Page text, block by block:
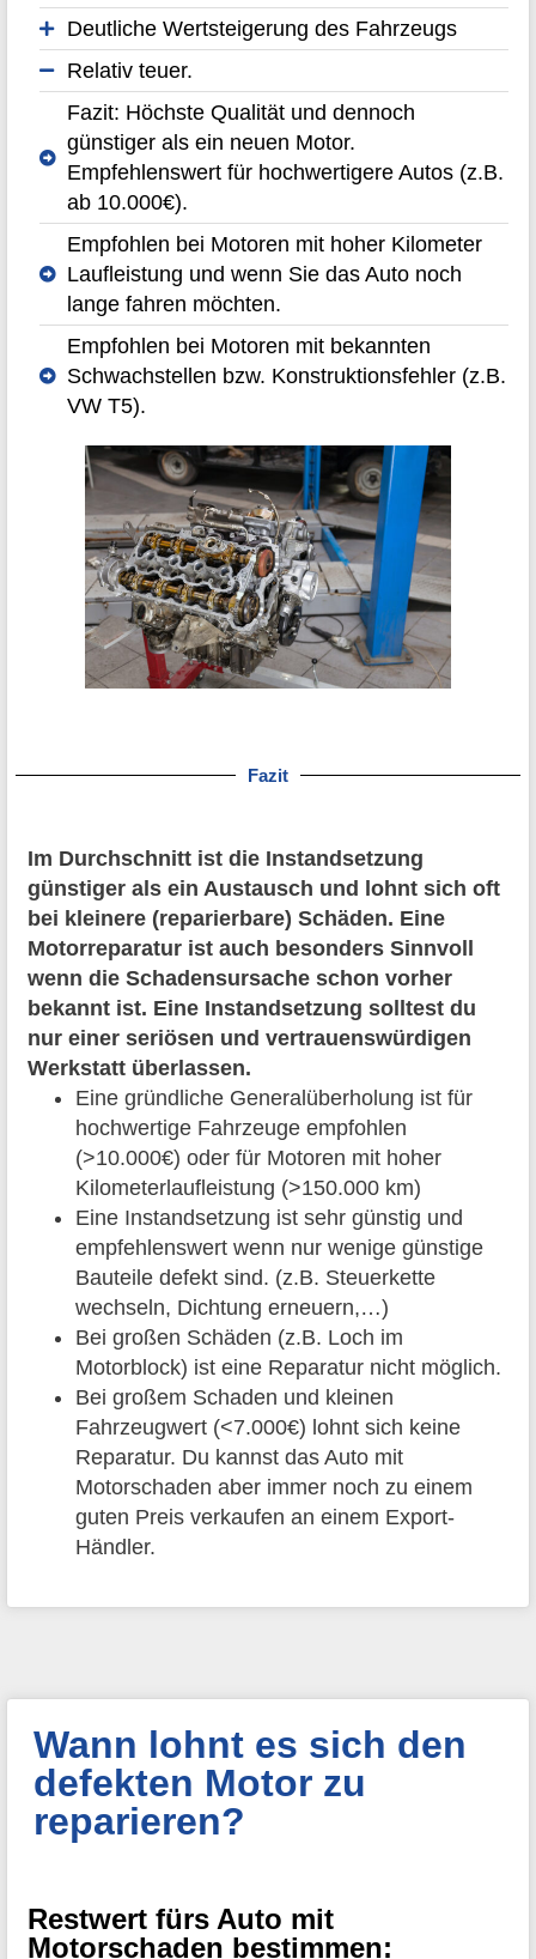
Deutliche Wertsteigerung des Fahrzeugs
Relativ teuer.
Fazit: Höchste Qualität und dennoch
günstiger als ein neuen Motor.
Empfehlenswert für hochwertigere Autos (z.B.
ab 10.000€).
Empfohlen bei Motoren mit hoher Kilometer
Laufleistung und wenn Sie das Auto noch
lange fahren möchten.
Empfohlen bei Motoren mit bekannten
Schwachstellen bzw. Konstruktionsfehler (z.B.
VW T5).
Fazit
Im Durchschnitt ist die Instandsetzung
günstiger als ein Austausch und lohnt sich oft
bei kleinere (reparierbare) Schäden. Eine
Motorreparatur ist auch besonders Sinnvoll
wenn die Schadensursache schon vorher
bekannt ist. Eine Instandsetzung solltest du
nur einer seriösen und vertrauenswürdigen
Werkstatt überlassen.
Eine gründliche Generalüberholung ist für
hochwertige Fahrzeuge empfohlen
(>10.000€) oder für Motoren mit hoher
Kilometerlaufleistung (>150.000 km)
Eine Instandsetzung ist sehr günstig und
empfehlenswert wenn nur wenige günstige
Bauteile defekt sind. (z.B. Steuerkette
wechseln, Dichtung erneuern,…)
Bei großen Schäden (z.B. Loch im
Motorblock) ist eine Reparatur nicht möglich.
Bei großem Schaden und kleinen
Fahrzeugwert (<7.000€) lohnt sich keine
Reparatur. Du kannst das Auto mit
Motorschaden aber immer noch zu einem
guten Preis verkaufen an einem Export-
Händler.
Wann lohnt es sich den
defekten Motor zu
reparieren?
Restwert fürs Auto mit
Motorschaden bestimmen: